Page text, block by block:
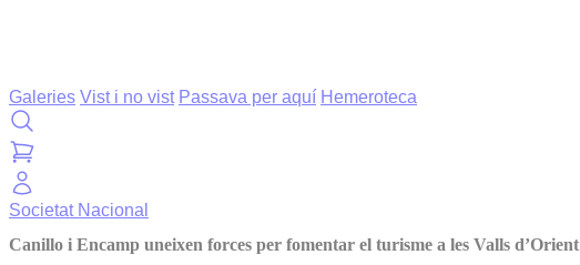
Galeries Vist i no vist Passava per aquí Hemeroteca
Societat Nacional
Canillo i Encamp uneixen forces per fomentar el turisme a les Valls d’Orient